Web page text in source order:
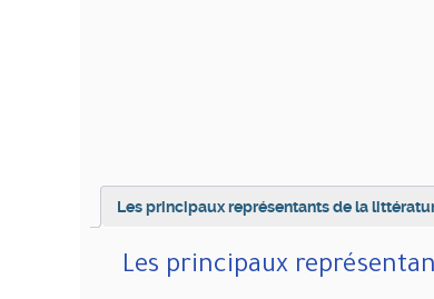
Les principaux représentants de la
Les principaux